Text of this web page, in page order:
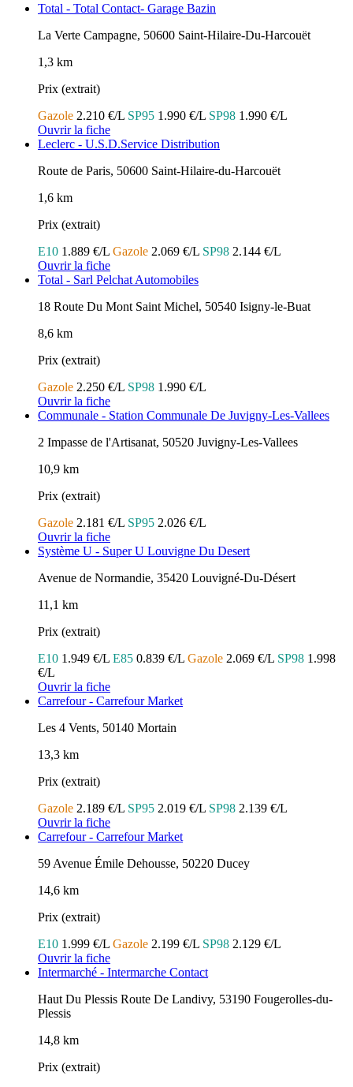
Total - Total Contact- Garage Bazin
La Verte Campagne, 50600 Saint-Hilaire-Du-Harcouët
1,3 km
Prix (extrait)
Gazole 2.210 €/L SP95 1.990 €/L SP98 1.990 €/L
Ouvrir la fiche
Leclerc - U.S.D.Service Distribution
Route de Paris, 50600 Saint-Hilaire-du-Harcouët
1,6 km
Prix (extrait)
E10 1.889 €/L Gazole 2.069 €/L SP98 2.144 €/L
Ouvrir la fiche
Total - Sarl Pelchat Automobiles
18 Route Du Mont Saint Michel, 50540 Isigny-le-Buat
8,6 km
Prix (extrait)
Gazole 2.250 €/L SP98 1.990 €/L
Ouvrir la fiche
Communale - Station Communale De Juvigny-Les-Vallees
2 Impasse de l'Artisanat, 50520 Juvigny-Les-Vallees
10,9 km
Prix (extrait)
Gazole 2.181 €/L SP95 2.026 €/L
Ouvrir la fiche
Système U - Super U Louvigne Du Desert
Avenue de Normandie, 35420 Louvigné-Du-Désert
11,1 km
Prix (extrait)
E10 1.949 €/L E85 0.839 €/L Gazole 2.069 €/L SP98 1.998
€/L
Ouvrir la fiche
Carrefour - Carrefour Market
Les 4 Vents, 50140 Mortain
13,3 km
Prix (extrait)
Gazole 2.189 €/L SP95 2.019 €/L SP98 2.139 €/L
Ouvrir la fiche
Carrefour - Carrefour Market
59 Avenue Émile Dehousse, 50220 Ducey
14,6 km
Prix (extrait)
E10 1.999 €/L Gazole 2.199 €/L SP98 2.129 €/L
Ouvrir la fiche
Intermarché - Intermarche Contact
Haut Du Plessis Route De Landivy, 53190 Fougerolles-du-
Plessis
14,8 km
Prix (extrait)